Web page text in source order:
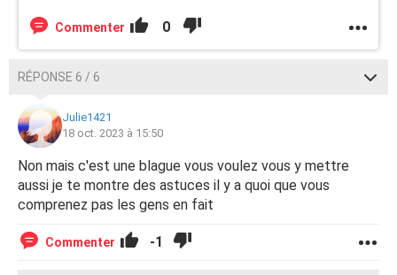
Commenter 0
RÉPONSE 6 / 6
Julie1421
18 oct. 2023 à 15:50
Non mais c'est une blague vous voulez vous y mettre
aussi je te montre des astuces il y a quoi que vous
comprenez pas les gens en fait
Commenter -1